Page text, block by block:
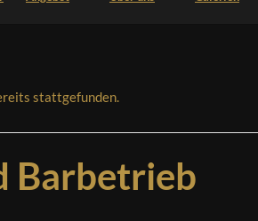
stattgefunden.
Barbetrieb